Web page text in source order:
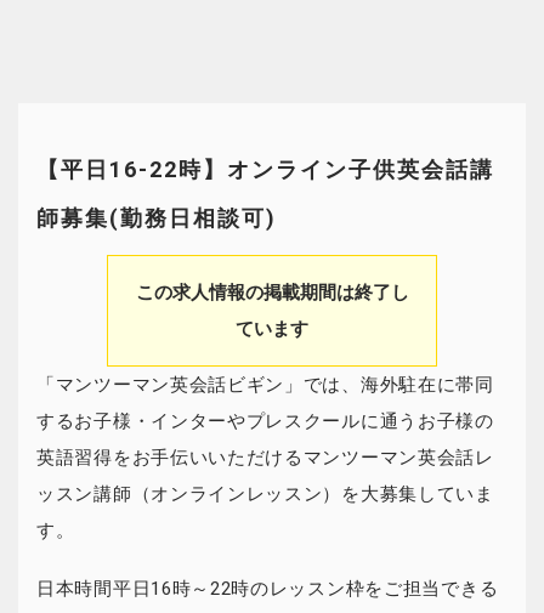
【平日16-22時】オンライン子供英会話講
師募集(勤務日相談可)
この求人情報の掲載期間は終了し
ています
「マンツーマン英会話ビギン」では、海外駐在に帯同
するお子様・インターやプレスクールに通うお子様の
英語習得をお手伝いいただけるマンツーマン英会話レ
ッスン講師（オンラインレッスン）を大募集していま
す。
日本時間平日16時～22時のレッスン枠をご担当できる